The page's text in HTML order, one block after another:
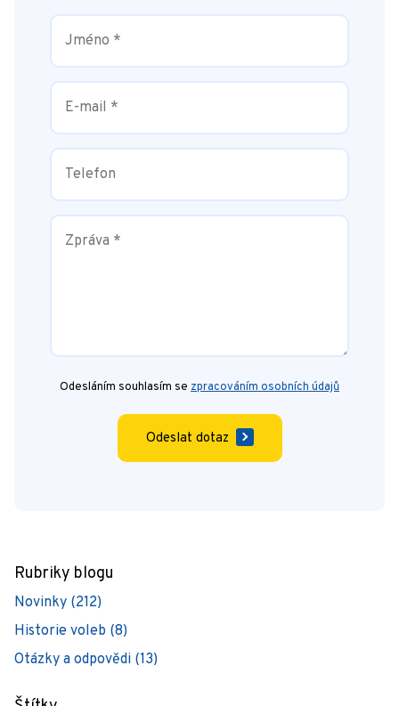
Odesláním souhlasím se zpracováním osobních údajů
Odeslat dotaz
Rubriky blogu
Novinky (212)
Historie voleb (8)
Otázky a odpovědi (13)